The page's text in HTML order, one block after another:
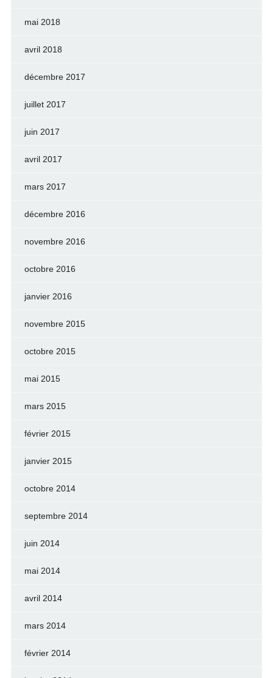
mai 2018
avril 2018
décembre 2017
juillet 2017
juin 2017
avril 2017
mars 2017
décembre 2016
novembre 2016
octobre 2016
janvier 2016
novembre 2015
octobre 2015
mai 2015
mars 2015
février 2015
janvier 2015
octobre 2014
septembre 2014
juin 2014
mai 2014
avril 2014
mars 2014
février 2014